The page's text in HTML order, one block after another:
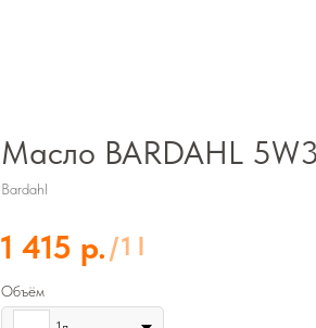
Масло BARDAHL
Bardahl
1 415 р. /1 l
Объём